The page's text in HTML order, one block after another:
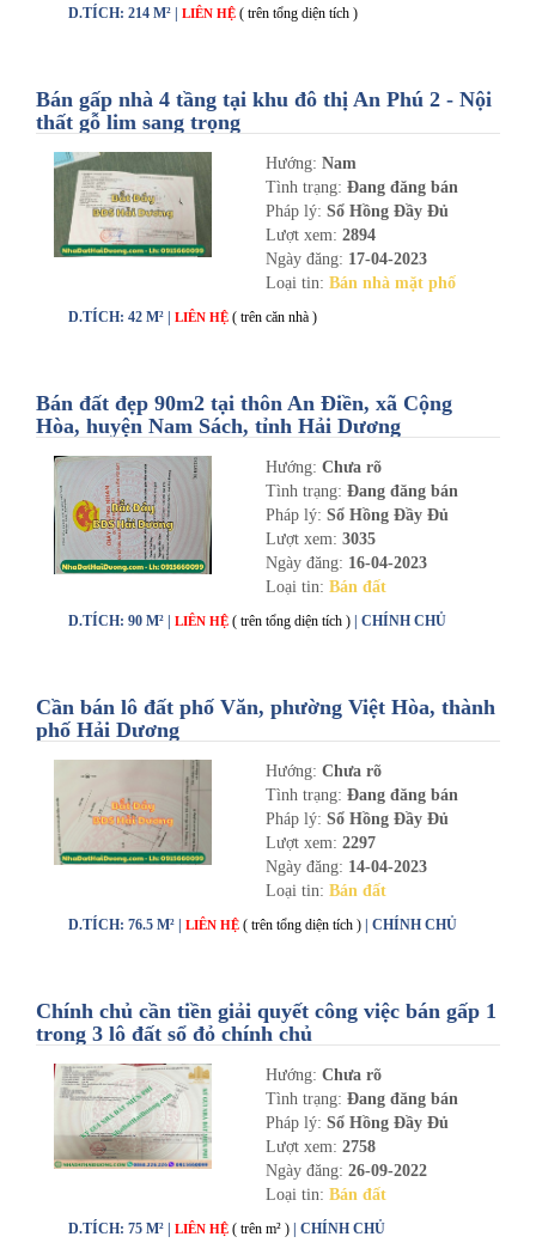
D.TÍCH: 214 M² | LIÊN HỆ ( trên tổng diện tích )
Bán gấp nhà 4 tầng tại khu đô thị An Phú 2 - Nội
thất gỗ lim sang trọng
Hướng: Nam
Tình trạng: Đang đăng bán
Pháp lý: Sổ Hồng Đầy Đủ
Lượt xem: 2894
Ngày đăng: 17-04-2023
Loại tin: Bán nhà mặt phố
D.TÍCH: 42 M² | LIÊN HỆ ( trên căn nhà )
Bán đất đẹp 90m2 tại thôn An Điền, xã Cộng
Hòa, huyện Nam Sách, tỉnh Hải Dương
Hướng: Chưa rõ
Tình trạng: Đang đăng bán
Pháp lý: Sổ Hồng Đầy Đủ
Lượt xem: 3035
Ngày đăng: 16-04-2023
Loại tin: Bán đất
D.TÍCH: 90 M² | LIÊN HỆ ( trên tổng diện tích ) | CHÍNH CHỦ
Cần bán lô đất phố Văn, phường Việt Hòa, thành
phố Hải Dương
Hướng: Chưa rõ
Tình trạng: Đang đăng bán
Pháp lý: Sổ Hồng Đầy Đủ
Lượt xem: 2297
Ngày đăng: 14-04-2023
Loại tin: Bán đất
D.TÍCH: 76.5 M² | LIÊN HỆ ( trên tổng diện tích ) | CHÍNH CHỦ
Chính chủ cần tiền giải quyết công việc bán gấp 1
trong 3 lô đất sổ đỏ chính chủ
Hướng: Chưa rõ
Tình trạng: Đang đăng bán
Pháp lý: Sổ Hồng Đầy Đủ
Lượt xem: 2758
Ngày đăng: 26-09-2022
Loại tin: Bán đất
D.TÍCH: 75 M² | LIÊN HỆ ( trên m² ) | CHÍNH CHỦ